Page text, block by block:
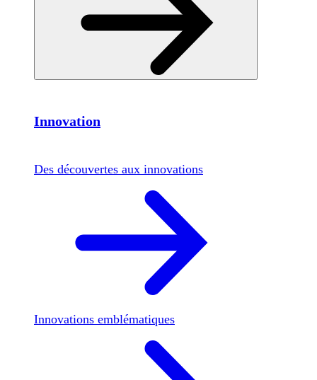
Innovation
Des découvertes aux innovations
Innovations emblématiques